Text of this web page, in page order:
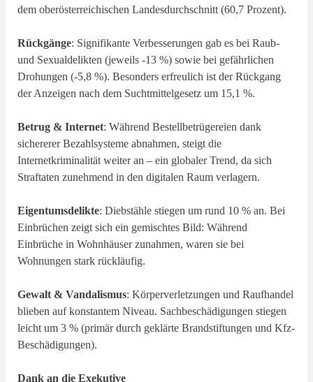
dem oberösterreichischen Landesdurchschnitt (60,7 Prozent).
Rückgänge: Signifikante Verbesserungen gab es bei Raub-
und Sexualdelikten (jeweils -13 %) sowie bei gefährlichen
Drohungen (-5,8 %). Besonders erfreulich ist der Rückgang
der Anzeigen nach dem Suchtmittelgesetz um 15,1 %.
Betrug & Internet: Während Bestellbetrügereien dank
sichererer Bezahlsysteme abnahmen, steigt die
Internetkriminalität weiter an – ein globaler Trend, da sich
Straftaten zunehmend in den digitalen Raum verlagern.
Eigentumsdelikte: Diebstähle stiegen um rund 10 % an. Bei
Einbrüchen zeigt sich ein gemischtes Bild: Während
Einbrüche in Wohnhäuser zunahmen, waren sie bei
Wohnungen stark rückläufig.
Gewalt & Vandalismus: Körperverletzungen und Raufhandel
blieben auf konstantem Niveau. Sachbeschädigungen stiegen
leicht um 3 % (primär durch geklärte Brandstiftungen und Kfz-
Beschädigungen).
Dank an die Exekutive